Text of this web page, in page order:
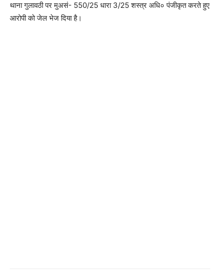
थाना गुलावठी पर मुअसं- 550/25 धारा 3/25 शस्त्र अधि० पंजीकृत करते हुए
आरोपी को जेल भेज दिया है।